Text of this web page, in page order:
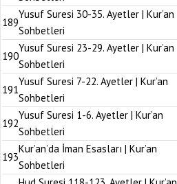
189
Yusuf Suresi 30-35. Ayetler | Kur’an
Sohbetleri
190
Yusuf Suresi 23-29. Ayetler | Kur’an
Sohbetleri
191
Yusuf Suresi 7-22. Ayetler | Kur’an
Sohbetleri
192
Yusuf Suresi 1-6. Ayetler | Kur’an
Sohbetleri
193
Kur’an’da İman Esasları | Kur’an
Sohbetleri